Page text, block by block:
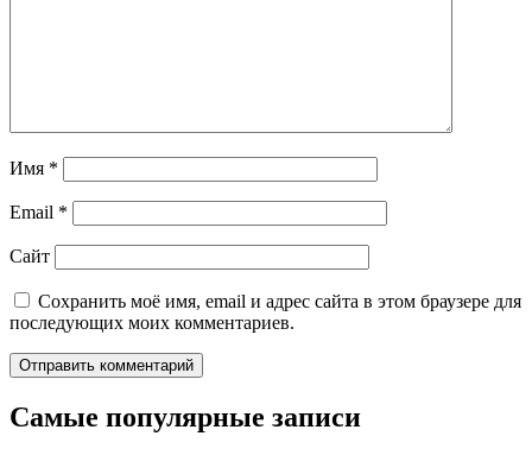
Имя *
Email *
Сайт
Сохранить моё имя, email и адрес сайта в этом браузере для
последующих моих комментариев.
Самые популярные записи